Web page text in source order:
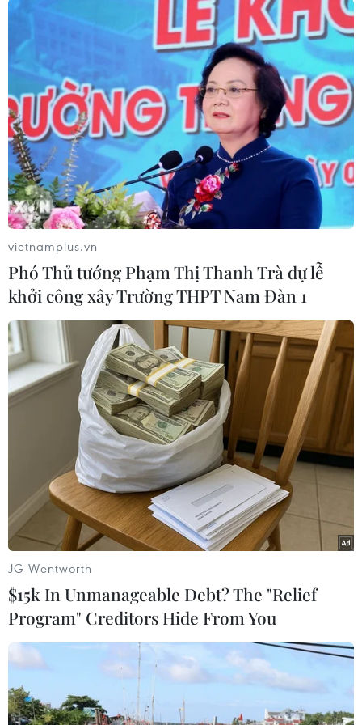
vực ưu tiên. Tín dụng cho lĩnh vực ưu tiên tăng
trưởng tốt, quy mô chiếm khoảng 33% tổng dư
nợ tín dụng./.
Vietcombank giới thiệu
Apple Pay đến chủ thẻ
quốc tế Vietcombank JCB
Vietcombank chính thức giới thiệu
Apple Pay đến với chủ thẻ quốc tế
với phương thức thanh toán dễ
dàng, an toàn và riêng tư hơn với
iPhone, Apple Watch, iPad và
Mac.
(Vietnam+)
#Vietcombank
#lợi nhuận trước thuế
#ngân hàng Việt Nam
#thu nhập lãi
#dự phòng rủi ro #tài chính ngân hàng
vietnamplus.vn
Phó Thủ tướng Phạm Thị Thanh Trà dự lễ
khởi công xây Trường THPT Nam Đàn 1
JG Wentworth
$15k In Unmanageable Debt? The "Relief
Program" Creditors Hide From You